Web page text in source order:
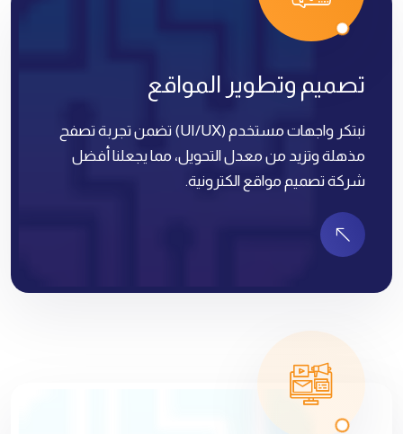
تصميم وتطوير المواقع
نبتكر واجهات مستخدم (UI/UX) تضمن تجربة تصفح
مذهلة وتزيد من معدل التحويل، مما يجعلنا أفضل
شركة تصميم مواقع الكترونية.